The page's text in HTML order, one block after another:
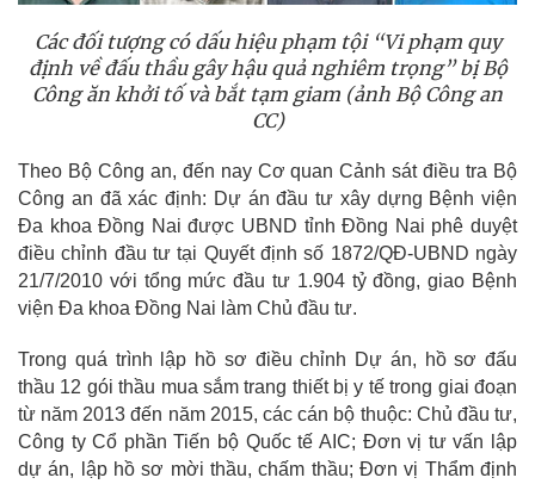
Các đối tượng có dấu hiệu phạm tội “Vi phạm quy
định về đấu thầu gây hậu quả nghiêm trọng” bị Bộ
Công ăn khởi tố và bắt tạm giam (ảnh Bộ Công an
CC)
Theo Bộ Công an, đến nay Cơ quan Cảnh sát điều tra Bộ
Công an đã xác định: Dự án đầu tư xây dựng Bệnh viện
Đa khoa Đồng Nai được UBND tỉnh Đồng Nai phê duyệt
điều chỉnh đầu tư tại Quyết định số 1872/QĐ-UBND ngày
21/7/2010 với tổng mức đầu tư 1.904 tỷ đồng, giao Bệnh
viện Đa khoa Đồng Nai làm Chủ đầu tư.
Trong quá trình lập hồ sơ điều chỉnh Dự án, hồ sơ đấu
thầu 12 gói thầu mua sắm trang thiết bị y tế trong giai đoạn
từ năm 2013 đến năm 2015, các cán bộ thuộc: Chủ đầu tư,
Công ty Cổ phần Tiến bộ Quốc tế AIC; Đơn vị tư vấn lập
dự án, lập hồ sơ mời thầu, chấm thầu; Đơn vị Thẩm định